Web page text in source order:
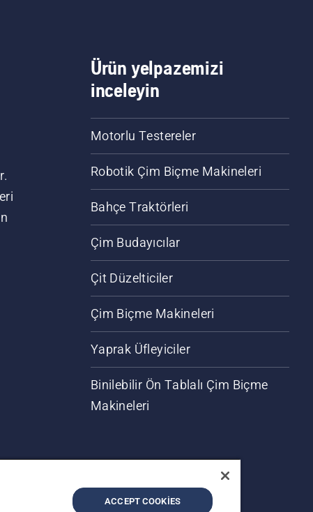
Ürün yelpazemizi
inceleyin
Motorlu Testereler
Robotik Çim Biçme Makineleri
Bahçe Traktörleri
Çim Budayıcılar
Çit Düzelticiler
Çim Biçme Makineleri
Yaprak Üfleyiciler
Binilebilir Ön Tablalı Çim Biçme
Makineleri
ACCEPT COOKIES